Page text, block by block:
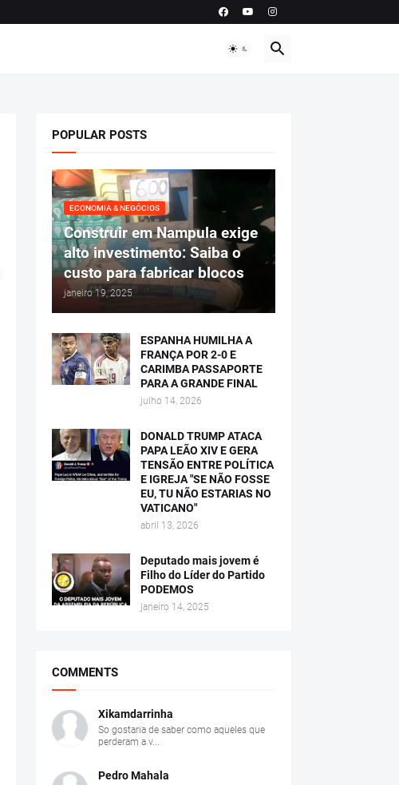
POPULAR POSTS
ECONOMIA & NEGÓCIOS
Construir em Nampula exige
alto investimento: Saiba o
custo para fabricar blocos
janeiro 19, 2025
ESPANHA HUMILHA A
FRANÇA POR 2-0 E
CARIMBA PASSAPORTE
PARA A GRANDE FINAL
julho 14, 2026
DONALD TRUMP ATACA
PAPA LEÃO XIV E GERA
TENSÃO ENTRE POLÍTICA
E IGREJA "SE NÃO FOSSE
EU, TU NÃO ESTARIAS NO
VATICANO"
abril 13, 2026
Deputado mais jovem é
Filho do Líder do Partido
PODEMOS
janeiro 14, 2025
COMMENTS
Xikamdarrinha
So gostaria de saber como aqueles que
perderam a v...
Pedro Mahala